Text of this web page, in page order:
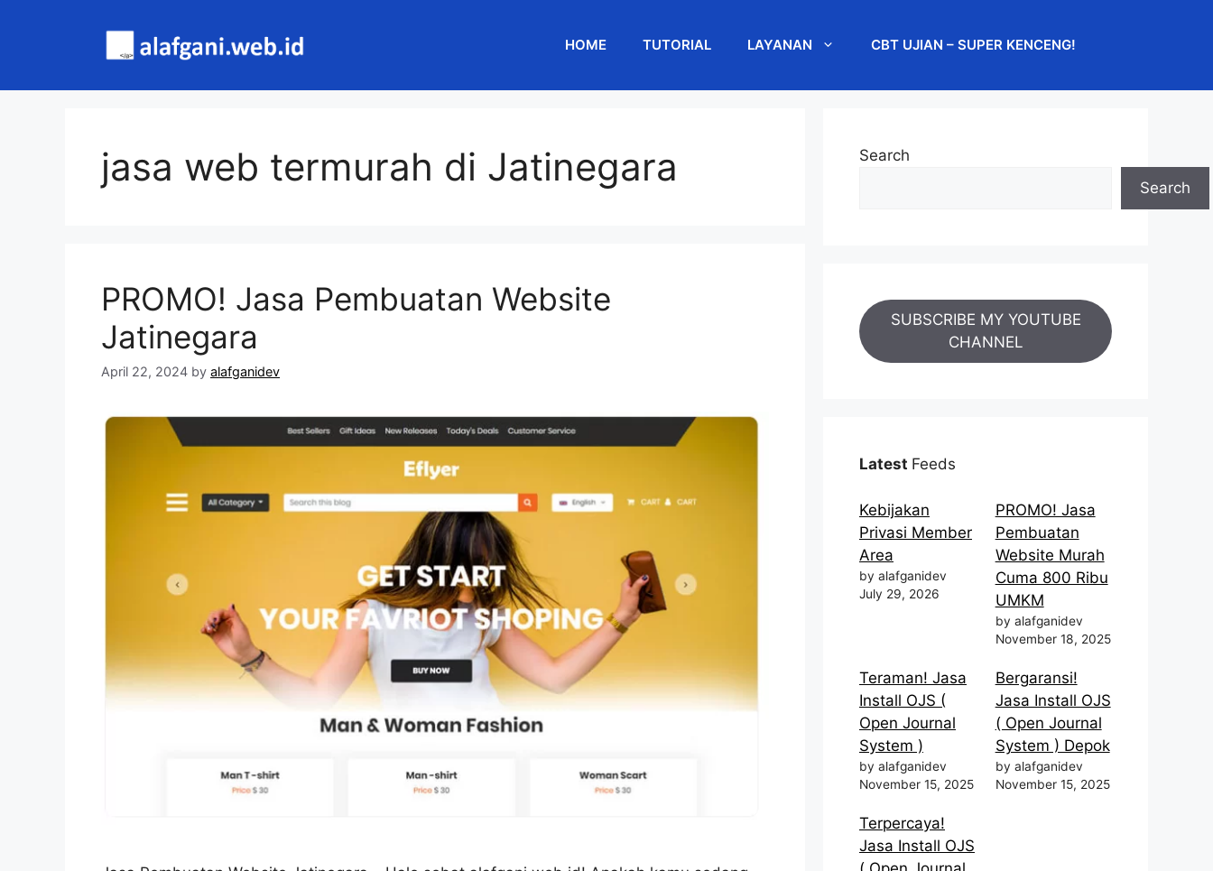
HOME TUTORIAL LAYANAN CBT UJIAN – SUPER KENCENG!
jasa web termurah di Jatinegara
PROMO! Jasa Pembuatan Website
Jatinegara
April 22, 2024 by alafganidev
Search
Search
SUBSCRIBE MY YOUTUBE
CHANNEL
Latest Feeds
Kebijakan
Privasi Member
Area
by alafganidev
July 29, 2026
PROMO! Jasa
Pembuatan
Website Murah
Cuma 800 Ribu
UMKM
by alafganidev
November 18, 2025
Teraman! Jasa
Install OJS (
Open Journal
System )
by alafganidev
November 15, 2025
Bergaransi!
Jasa Install OJS
( Open Journal
System ) Depok
by alafganidev
November 15, 2025
Terpercaya!
Jasa Install OJS